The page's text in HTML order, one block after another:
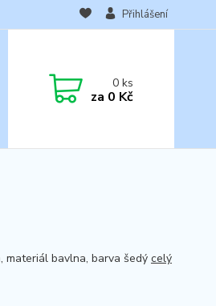
Přihlášení
0ks
za 0 Kč
materiál bavlna, barva šedý celý